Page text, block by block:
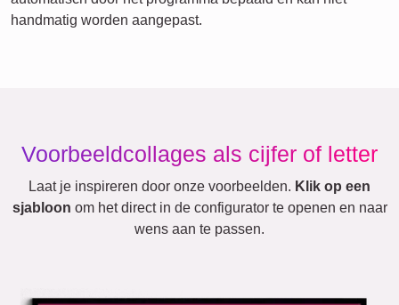
handmatig worden aangepast.
Voorbeeldcollages als cijfer of letter
Laat je inspireren door onze voorbeelden. Klik op een
sjabloon om het direct in de configurator te openen en naar
wens aan te passen.